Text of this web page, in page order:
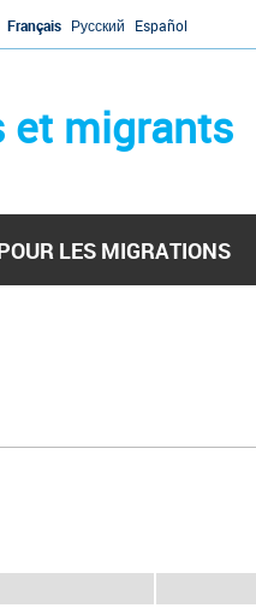
Français Русский Español
et migrants
LES MIGRATIONS